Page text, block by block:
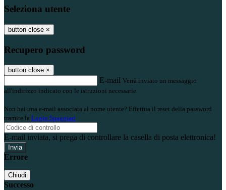
Seleziona utente
button close ×
Recupero password
button close ×
E-mail Verrà inviato un messaggio
all'indirizzo indicato con le istruzioni necessarie.
Non hai una e-mail associata al nome utente? Effettua il reset della password
tramite la Login Spaggiari
E-mail inviata, si prega di controllare la casella di posta elettronica!
Errore
Chiudi
Successo